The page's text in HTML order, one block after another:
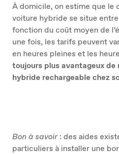
À domicile, on estime que le
voiture hybride se situe entre
fonction du coût moyen de
une fois, les tarifs peuvent
en heures pleines et les
toujours plus avantageux de
hybride rechargeable chez
Bon à savoir: des aides
particuliers à installer une